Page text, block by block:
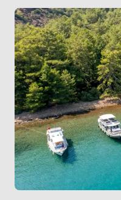
yumurtlama sezonu